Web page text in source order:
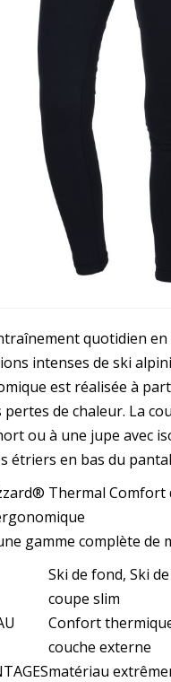
quotidien
intenses de ski
est réalisée à
de chaleur. La
ou à une jupe avec
étriers en bas du
Thermal Comfort
gamme complète de
Ski de fond, Ski
coupe slim
Confort
couche externe
matériau